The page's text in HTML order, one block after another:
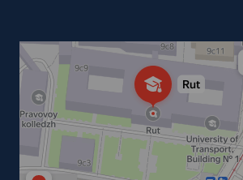
Российский университет транспорта
ВУЗ в Москве